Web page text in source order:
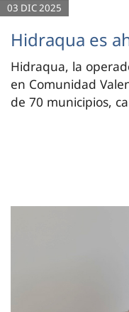
03 DIC 2025
Hidraqua es
Hidraqua, la
en Comunidad
de 70 municipios,